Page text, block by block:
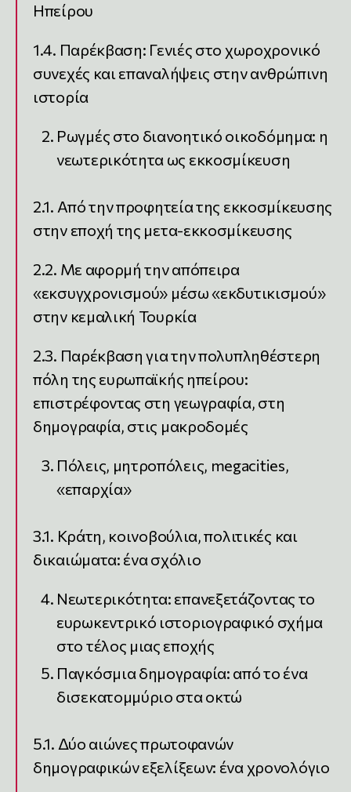
Ηπείρου
1.4. Παρέκβαση: Γενιές στο χωροχρονικό
συνεχές και επαναλήψεις στην ανθρώπινη
ιστορία
Ρωγμές στο διανοητικό οικοδόμημα: η
νεωτερικότητα ως εκκοσμίκευση
2.1. Από την προφητεία της εκκοσμίκευσης
στην εποχή της μετα-εκκοσμίκευσης
2.2. Με αφορμή την απόπειρα
«εκσυγχρονισμού» μέσω «εκδυτικισμού»
στην κεμαλική Τουρκία
2.3. Παρέκβαση για την πολυπληθέστερη
πόλη της ευρωπαϊκής ηπείρου:
επιστρέφοντας στη γεωγραφία, στη
δημογραφία, στις μακροδομές
Πόλεις, μητροπόλεις, megacities,
«επαρχία»
3.1. Κράτη, κοινοβούλια, πολιτικές και
δικαιώματα: ένα σχόλιο
Νεωτερικότητα: επανεξετάζοντας το
ευρωκεντρικό ιστοριογραφικό σχήμα
στο τέλος μιας εποχής
Παγκόσμια δημογραφία: από το ένα
δισεκατομμύριο στα οκτώ
5.1. Δύο αιώνες πρωτοφανών
δημογραφικών εξελίξεων: ένα χρονολόγιο